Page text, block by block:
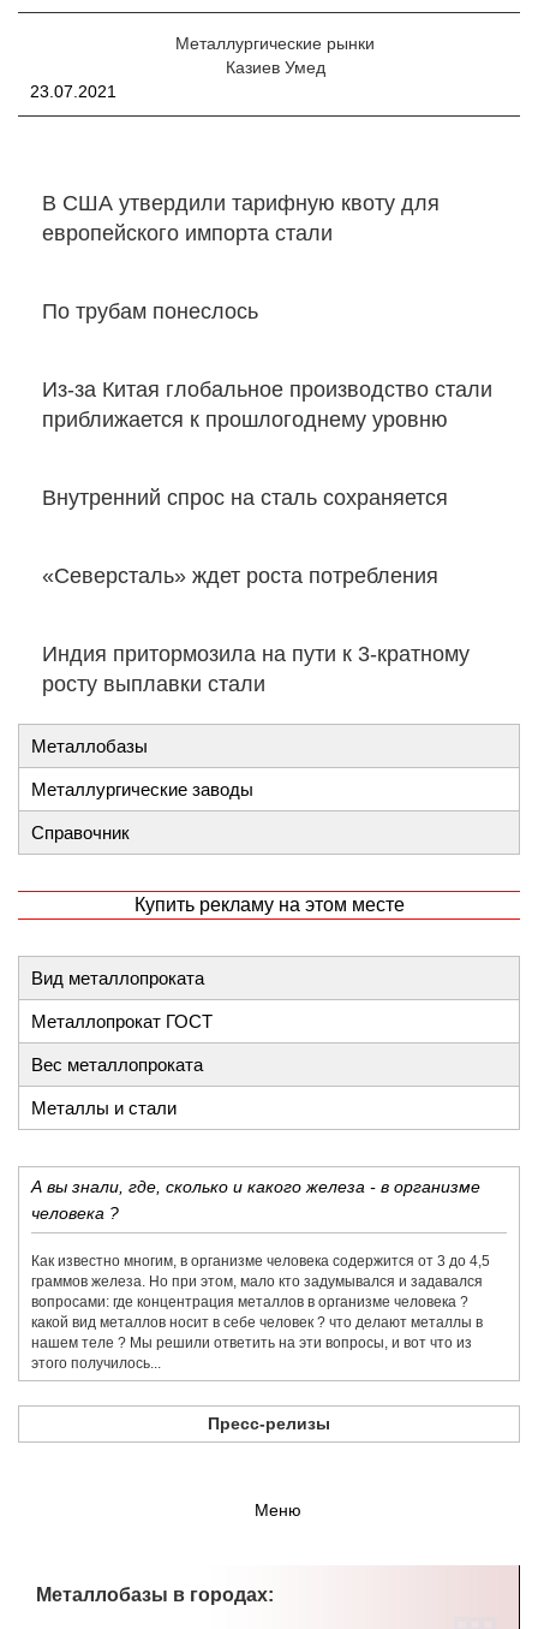
Металлургические рынки
Казиев Умед
23.07.2021
В США утвердили тарифную квоту для
европейского импорта стали
По трубам понеслось
Из-за Китая глобальное производство стали
приближается к прошлогоднему уровню
Внутренний спрос на сталь сохраняется
«Северсталь» ждет роста потребления
Индия притормозила на пути к 3-кратному
росту выплавки стали
Металлобазы
Металлургические заводы
Справочник
Купить рекламу на этом месте
Вид металлопроката
Металлопрокат ГОСТ
Вес металлопроката
Металлы и стали
А вы знали, где, сколько и какого железа - в организме
человека ?
Как известно многим, в организме человека содержится от 3 до 4,5
граммов железа. Но при этом, мало кто задумывался и задавался
вопросами: где концентрация металлов в организме человека ?
какой вид металлов носит в себе человек ? что делают металлы в
нашем теле ? Мы решили ответить на эти вопросы, и вот что из
этого получилось...
Пресс-релизы
Меню
Металлобазы в городах: